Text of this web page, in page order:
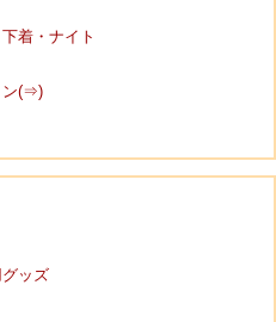
着・ナイト
ン(⇒)
ッズ